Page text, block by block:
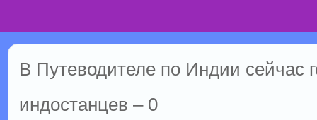
В Путеводителе по Индии сейчас
индостанцев – 0